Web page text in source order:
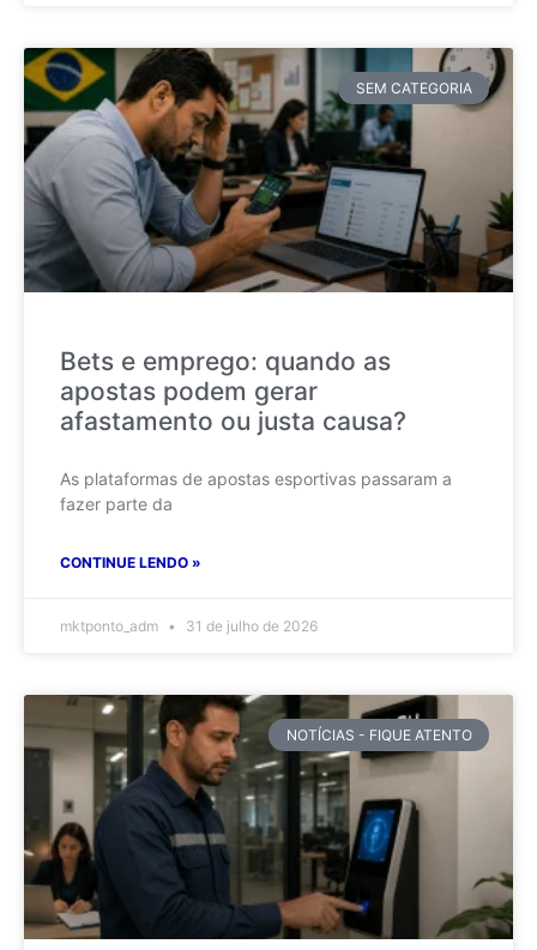
SEM CATEGORIA
Bets e emprego: quando as
apostas podem gerar
afastamento ou justa causa?
As plataformas de apostas esportivas passaram a
fazer parte da
CONTINUE LENDO »
mktponto_adm 31 de julho de 2026
NOTÍCIAS - FIQUE ATENTO